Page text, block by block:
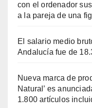
con el ordenador
a la pareja de una
El salario medio
Andalucía fue de
Nueva marca de
Natural’ es
1.800 artículos